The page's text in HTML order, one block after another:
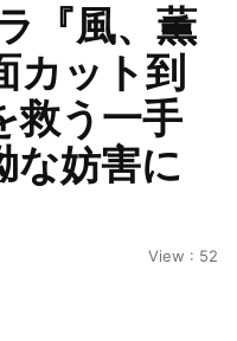
『風、薫
カット到
救う一手
な妨害に
View : 52